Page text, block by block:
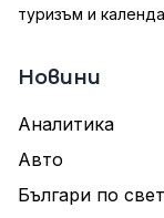
туризъм и
Новини
Аналитика
Авто
Българи по